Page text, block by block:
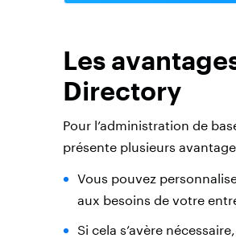
Les
Directory
Pour l’administration de
présente plusieurs
Vous pouvez
aux besoins de votre
Si cela s’avère